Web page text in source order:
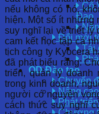
Cố
Đạo
Đổi mới
Tái
OD Đào tạo
Chuyển
Nâng
Phát
nếu không có nó,
hiện. Một số ít những
suy nghĩ lại về triết lý
cam kết học tập cá
tịch công ty Kyocera
đã phát biểu rằng:
triển, quản lý doanh
trong kinh doanh,
người có nguyện
cách thức suy nghĩ